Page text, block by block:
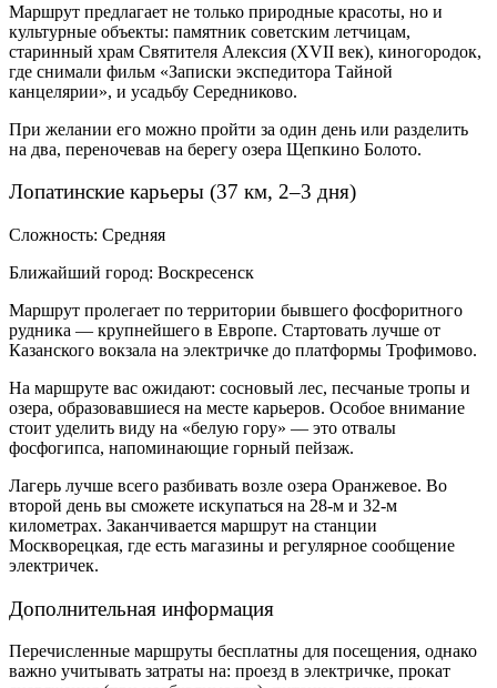
Маршрут предлагает не только природные красоты, но и
культурные объекты: памятник советским летчицам,
старинный храм Святителя Алексия (XVII век), киногородок,
где снимали фильм «Записки экспедитора Тайной
канцелярии», и усадьбу Середниково.
При желании его можно пройти за один день или разделить
на два, переночевав на берегу озера Щепкино Болото.
Лопатинские карьеры (37 км, 2–3 дня)
Сложность: Средняя
Ближайший город: Воскресенск
Маршрут пролегает по территории бывшего фосфоритного
рудника — крупнейшего в Европе. Стартовать лучше от
Казанского вокзала на электричке до платформы Трофимово.
На маршруте вас ожидают: сосновый лес, песчаные тропы и
озера, образовавшиеся на месте карьеров. Особое внимание
стоит уделить виду на «белую гору» — это отвалы
фосфогипса, напоминающие горный пейзаж.
Лагерь лучше всего разбивать возле озера Оранжевое. Во
второй день вы сможете искупаться на 28-м и 32-м
километрах. Заканчивается маршрут на станции
Москворецкая, где есть магазины и регулярное сообщение
электричек.
Дополнительная информация
Перечисленные маршруты бесплатны для посещения, однако
важно учитывать затраты на: проезд в электричке, прокат